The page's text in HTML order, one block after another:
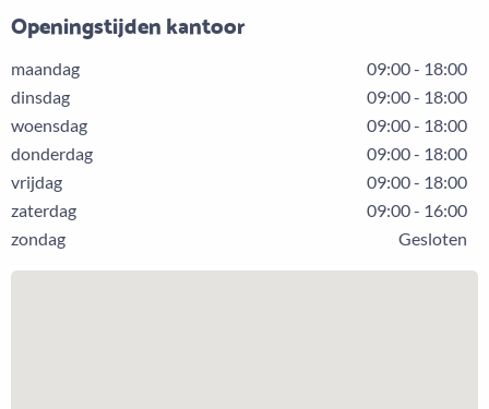
Openingstijden kantoor
maandag
09:00 - 18:00
dinsdag
09:00 - 18:00
woensdag
09:00 - 18:00
donderdag
09:00 - 18:00
vrijdag
09:00 - 18:00
zaterdag
09:00 - 16:00
zondag
Gesloten